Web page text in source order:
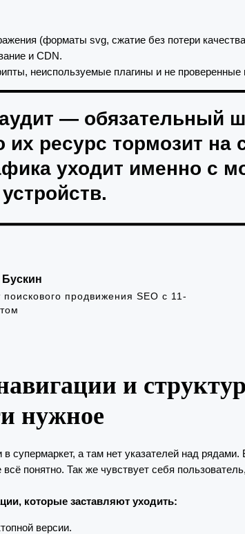
(форматы svg, сжатие без потери
и CDN.
неиспользуемые плагины и не проверенные
— обязательный
их ресурс тормозит
уходит именно с
продвижения SEO с 11-
и
нужное
супермаркет, а там нет указателей над
всё понятно. Так же чувствует себя
которые заставляют уходить:
версии.